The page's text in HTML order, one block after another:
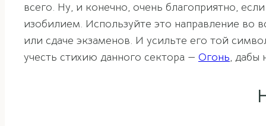
всего. Ну, и конечно, очень благоприятно,
изобилием. Используйте это направление во
или сдаче экзаменов. И усильте его той
учесть стихию данного сектора — Огонь, дабы